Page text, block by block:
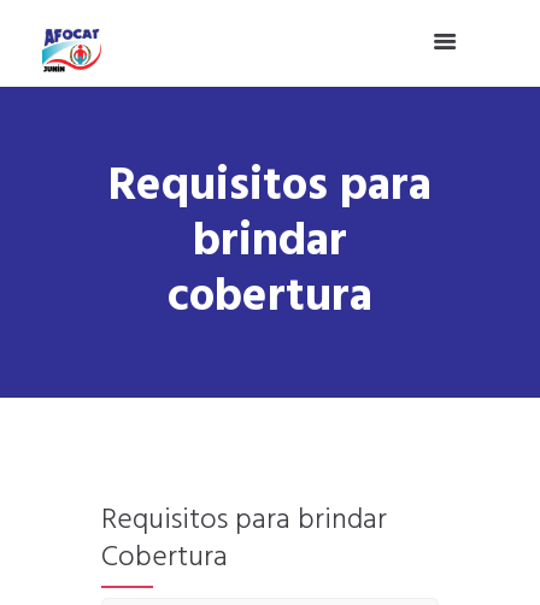
Requisitos para
brindar
cobertura
Requisitos para brindar
Cobertura